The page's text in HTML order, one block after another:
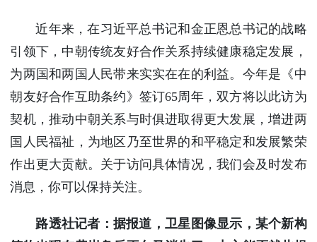
近年来，在习近平总书记和金正恩总书记的战略
引领下，中朝传统友好合作关系持续健康稳定发展，
为两国和两国人民带来实实在在的利益。今年是《中
朝友好合作互助条约》签订65周年，双方将以此访为
契机，推动中朝关系与时俱进取得更大发展，增进两
国人民福祉，为地区乃至世界的和平稳定和发展繁荣
作出更大贡献。关于访问具体情况，我们会及时发布
消息，你可以保持关注。
路透社记者：据报道，卫星图像显示，某个新构